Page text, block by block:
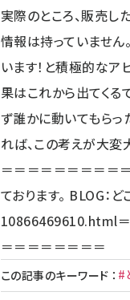
実際のところ、販売し
情報は持っていませ
います！と積極的なア
果はこれから出てくる
ず誰かに動いてもらっ
れば、この考えが大
＝＝＝＝＝＝＝＝＝
ております。 BLOG：
10866469610.html
＝＝＝＝＝＝＝＝
この記事のキーワード ： #